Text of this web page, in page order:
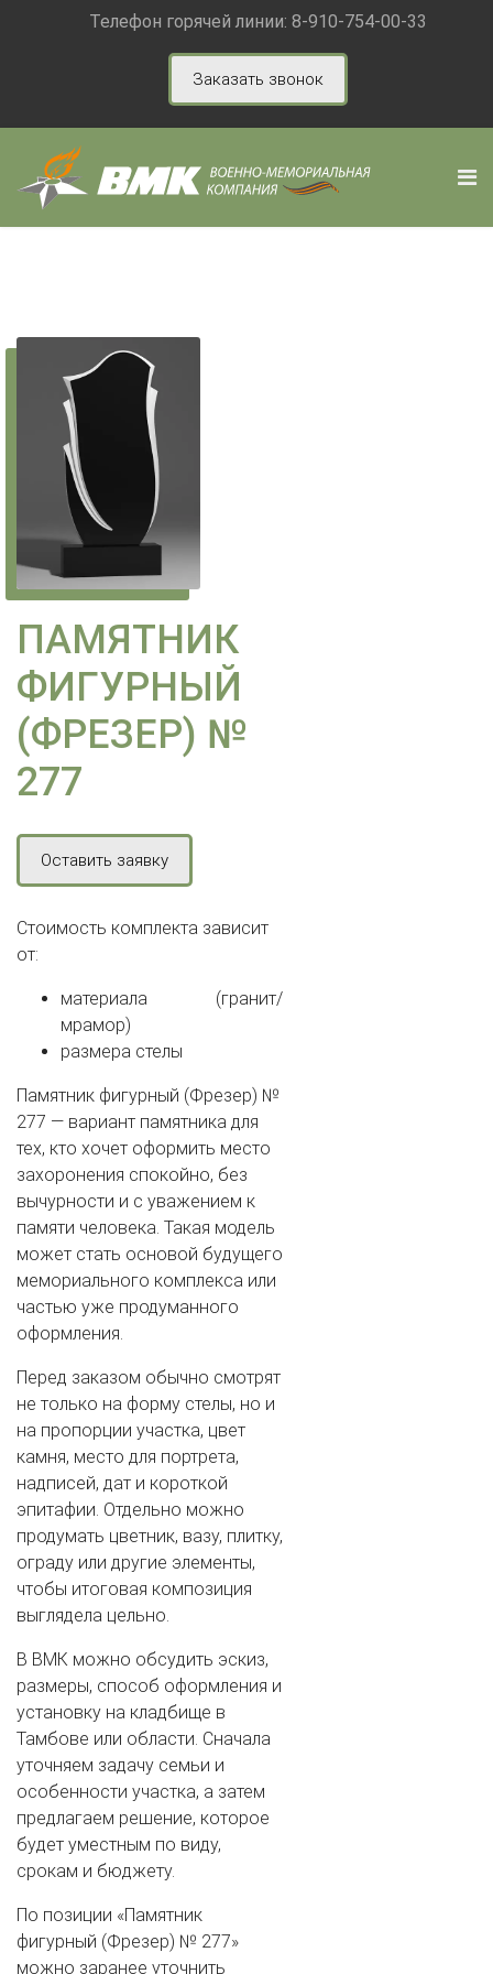
Телефон горячей линии: 8-910-754-00-33
Заказать звонок
ПАМЯТНИК
ФИГУРНЫЙ
(ФРЕЗЕР) №
277
Оставить заявку
Стоимость комплекта зависит
от:
материала (гранит/
мрамор)
размера стелы
Памятник фигурный (Фрезер) №
277 — вариант памятника для
тех, кто хочет оформить место
захоронения спокойно, без
вычурности и с уважением к
памяти человека. Такая модель
может стать основой будущего
мемориального комплекса или
частью уже продуманного
оформления.
Перед заказом обычно смотрят
не только на форму стелы, но и
на пропорции участка, цвет
камня, место для портрета,
надписей, дат и короткой
эпитафии. Отдельно можно
продумать цветник, вазу, плитку,
ограду или другие элементы,
чтобы итоговая композиция
выглядела цельно.
В ВМК можно обсудить эскиз,
размеры, способ оформления и
установку на кладбище в
Тамбове или области. Сначала
уточняем задачу семьи и
особенности участка, а затем
предлагаем решение, которое
будет уместным по виду,
срокам и бюджету.
По позиции «Памятник
фигурный (Фрезер) № 277»
можно заранее уточнить